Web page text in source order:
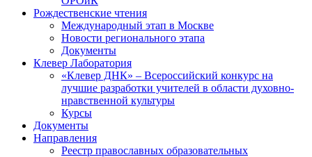
Рождественские чтения
Международный этап в Москве
Новости регионального этапа
Документы
Клевер Лаборатория
«Клевер ДНК» – Всероссийский конкурс на
лучшие разработки учителей в области духовно-
нравственной культуры
Курсы
Документы
Направления
Реестр православных образовательных